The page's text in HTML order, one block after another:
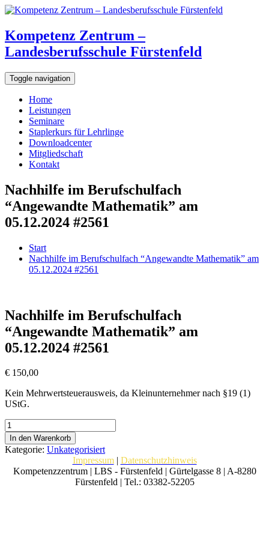
Kompetenz Zentrum –
Landesberufsschule Fürstenfeld
Toggle navigation
Home
Leistungen
Seminare
Staplerkurs für Lehrlinge
Downloadcenter
Mitgliedschaft
Kontakt
Nachhilfe im Berufschulfach
“Angewandte Mathematik” am
05.12.2024 #2561
Start
Nachhilfe im Berufschulfach “Angewandte Mathematik” am
05.12.2024 #2561
Nachhilfe im Berufschulfach
“Angewandte Mathematik” am
05.12.2024 #2561
€ 150,00
Kein Mehrwertsteuerausweis, da Kleinunternehmer nach §19 (1)
UStG.
Nachhilfe
im
Berufschulfach
“Angewandte
Mathematik”
am
In den Warenkorb
Kategorie: Unkategorisiert
Impressum| Datenschutzhinweis
Kompetenzzentrum | LBS - Fürstenfeld | Gürtelgasse 8 | A-8280
Fürstenfeld | Tel.: 03382-52205